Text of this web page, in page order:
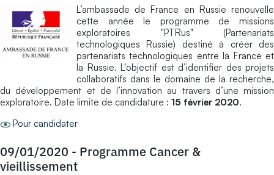
L’ambassade de France en Russie renouvelle
cette année le programme de missions
exploratoires "PTRus" (Partenariats
technologiques Russie) destiné à créer des
partenariats technologiques entre la France et
la Russie. L'objectif est d’identifier des projets
collaboratifs dans le domaine de la recherche,
du développement et de l’innovation au travers d’une mission
exploratoire. Date limite de candidature : 15 février 2020.
Pour candidater
09/01/2020 - Programme Cancer &
vieillissement